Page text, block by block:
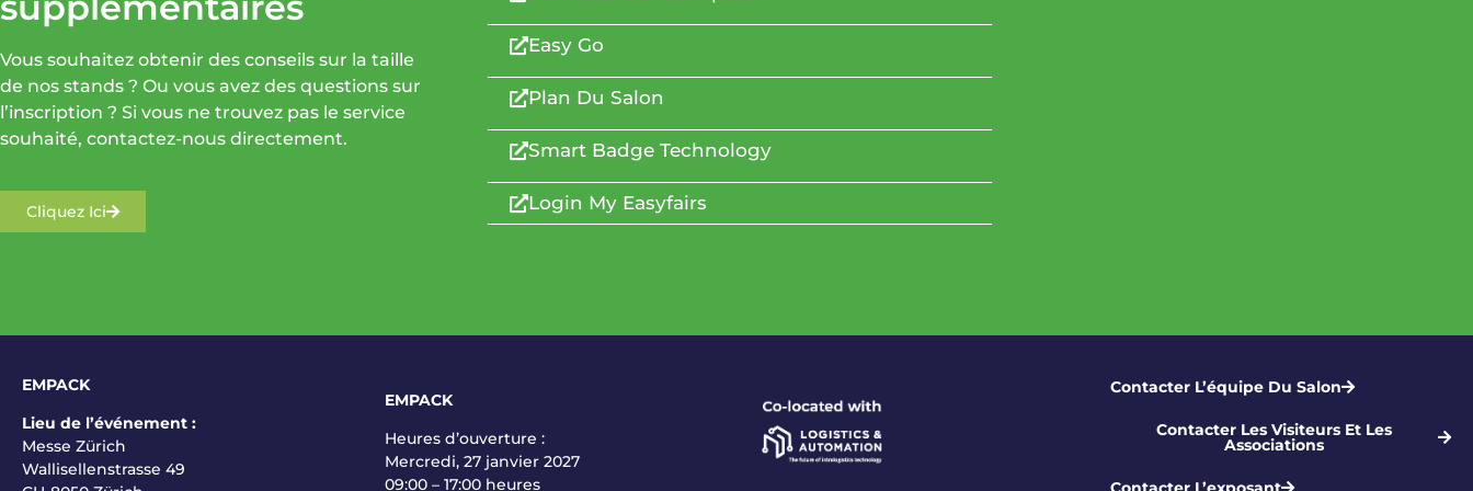
Vous souhaitez obtenir des conseils sur la taille
de nos stands ? Ou vous avez des questions sur
l’inscription ? Si vous ne trouvez pas le service
souhaité, contactez-nous directement.
Cliquez Ici
Easy Go
Plan Du Salon
Smart Badge Technology
Login My Easyfairs
EMPACK
Lieu de l’événement :
Messe Zürich
Wallisellenstrasse 49
EMPACK
Heures d’ouverture :
Mercredi, 27 janvier 2027
09:00 – 17:00 heures
Contacter L’équipe Du Salon
Contacter Les Visiteurs Et Les
Associations